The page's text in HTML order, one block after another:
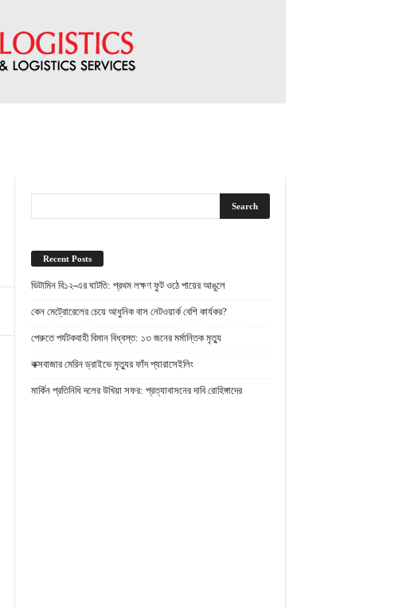
Recent Posts
ভিটামিন বি১২-এর ঘাটতি: প্রথম লক্ষণ ফুট ওঠে পায়ের আঙুলে
কেন মেট্রোরেলের চেয়ে আধুনিক বাস নেটওয়ার্ক বেশি কার্যকর?
পেরুতে পর্যটকবাহী বিমান বিধ্বস্ত: ১৩ জনের মর্মান্তিক মৃত্যু
কক্সবাজার মেরিন ড্রাইভে মৃত্যুর ফাঁদ প্যারাসেইলিং
মার্কিন প্রতিনিধি দলের উখিয়া সফর: প্রত্যাবাসনের দাবি রোহিঙ্গাদের